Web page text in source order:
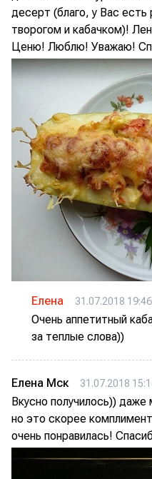
десерт (благо, у Вас есть
творогом и кабачком)!
Ценю! Люблю! Уважаю!
Елена 31.07.2018 19:46
Очень аппетитный
за теплые слова))
Елена Мск 31.07.2018
Вкусно получилось))
но это скорее
очень понравилась!